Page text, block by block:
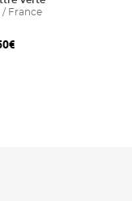
panier
/ France